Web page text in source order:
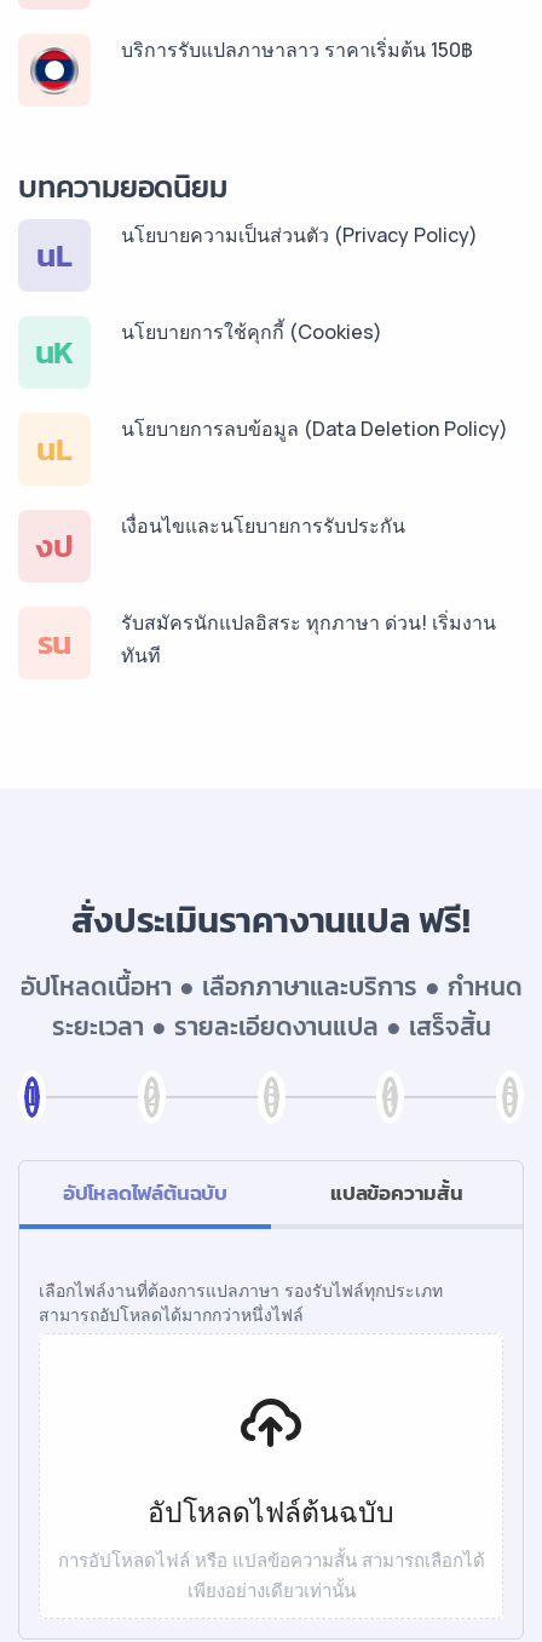
บริการรับแปลภาษาลาว ราคาเริ่มต้น 150฿
บริการรับแปลภาษากัมพูชา ราคาเริ่มต้น 150฿
บริการรับแปลภาษาเวียดนาม ราคาเริ่มต้น 150฿
บริการรับแปลภาษาฝรั่งเศส ราคาเริ่มต้น 150฿
บริการรับแปลภาษาสเปน ราคาเริ่มต้น 150฿
บริการรับแปลภาษาเยอรมัน ราคาเริ่มต้น 150฿
บทความยอดนิยม
นL นโยบายความเป็นส่วนตัว (Privacy Policy)
นK นโยบายการใช้คุกกี้ (Cookies)
นL นโยบายการลบข้อมูล (Data Deletion Policy)
งป เงื่อนไขและนโยบายการรับประกัน
รน
รับสมัครนักแปลอิสระ ทุกภาษา ด่วน! เริ่มงาน
ทันที
สั่งประเมินราคางานแปล ฟรี!
อัปโหลดเนื้อหา ● เลือกภาษาและบริการ ● กำหนด
ระยะเวลา ● รายละเอียดงานแปล ● เสร็จสิ้น
อัปโหลดไฟล์ต้นฉบับ แปลข้อความสั้น
เลือกไฟล์งานที่ต้องการแปลภาษา รองรับไฟล์ทุกประเภท
สามารถอัปโหลดได้มากกว่าหนึ่งไฟล์
อัปโหลดไฟล์ต้นฉบับ
การอัปโหลดไฟล์ หรือ แปลข้อความสั้น สามารถเลือกได้
เพียงอย่างเดียวเท่านั้น